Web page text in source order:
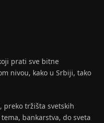
prati sve bitne
nivou, kako u Srbiji, tako
preko tržišta svetskih
bankarstva, do sveta